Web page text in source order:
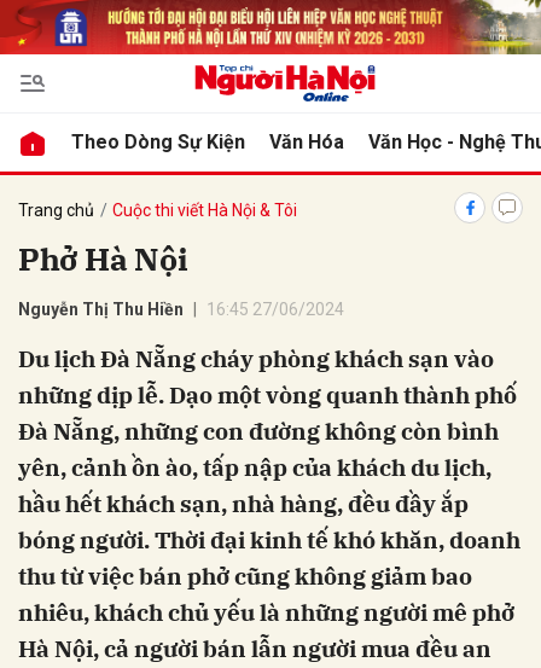
Theo Dòng Sự Kiện Văn Hóa Văn Học - Nghệ
Trang chủ Cuộc thi viết Hà Nội & Tôi
Phở Hà Nội
Nguyễn Thị Thu Hiền 16:45 27/06/2024
Du lịch Đà Nẵng cháy phòng khách sạn vào
những dịp lễ. Dạo một vòng quanh thành phố
Đà Nẵng, những con đường không còn bình
yên, cảnh ồn ào, tấp nập của khách du lịch,
hầu hết khách sạn, nhà hàng, đều đầy ắp
bóng người. Thời đại kinh tế khó khăn, doanh
thu từ việc bán phở cũng không giảm bao
nhiêu, khách chủ yếu là những người mê phở
Hà Nội, cả người bán lẫn người mua đều an
luận
Hủy